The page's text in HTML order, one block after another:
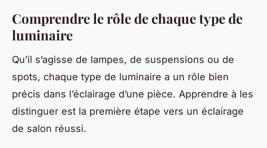
Comprendre le rôle de chaque type de
luminaire
Qu’il s’agisse de lampes, de suspensions ou de
spots, chaque type de luminaire a un rôle bien
précis dans l’éclairage d’une pièce. Apprendre à les
distinguer est la première étape vers un éclairage
de salon réussi.